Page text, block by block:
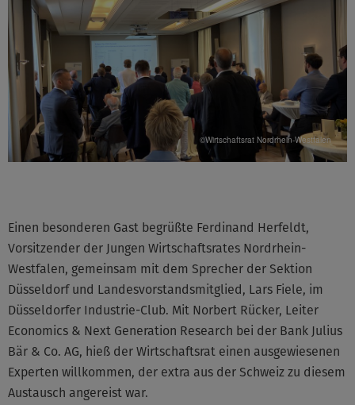
©Wirtschaftsrat Nordrhein-Westfalen
Einen besonderen Gast begrüßte Ferdinand Herfeldt,
Vorsitzender der Jungen Wirtschaftsrates Nordrhein-
Westfalen, gemeinsam mit dem Sprecher der Sektion
Düsseldorf und Landesvorstandsmitglied, Lars Fiele, im
Düsseldorfer Industrie-Club. Mit Norbert Rücker, Leiter
Economics & Next Generation Research bei der Bank Julius
Bär & Co. AG, hieß der Wirtschaftsrat einen ausgewiesenen
Experten willkommen, der extra aus der Schweiz zu diesem
Austausch angereist war.